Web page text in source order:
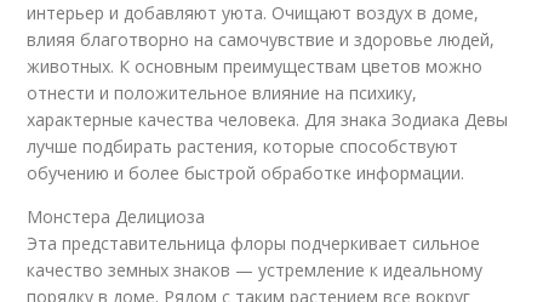
интерьер и добавляют уюта. Очищают воздух в доме,
влияя благотворно на самочувствие и здоровье людей,
животных. К основным преимуществам цветов можно
отнести и положительное влияние на психику,
характерные качества человека. Для знака Зодиака Девы
лучше подбирать растения, которые способствуют
обучению и более быстрой обработке информации.
Монстера Делициоза
Эта представительница флоры подчеркивает сильное
качество земных знаков — устремление к идеальному
порядку в доме. Рядом с таким растением все вокруг